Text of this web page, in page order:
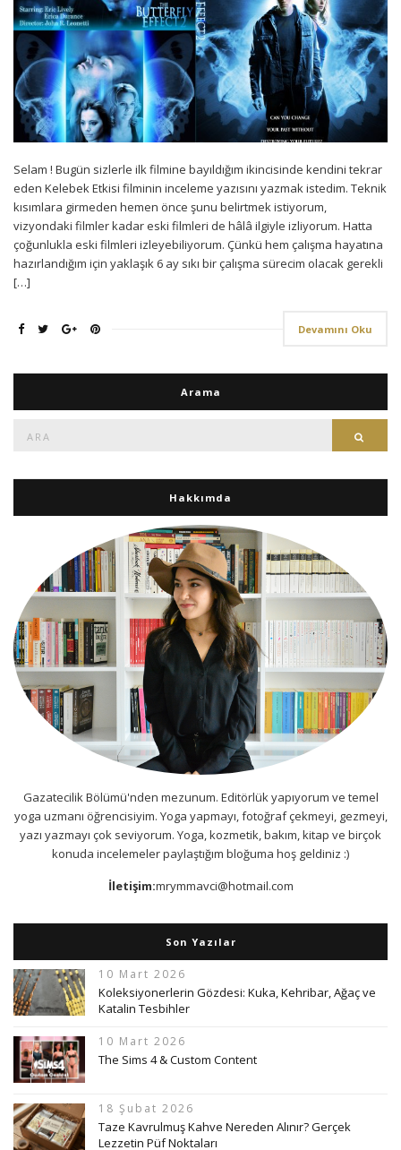
Selam ! Bugün sizlerle ilk filmine bayıldığım ikincisinde kendini tekrar
eden Kelebek Etkisi filminin inceleme yazısını yazmak istedim. Teknik
kısımlara girmeden hemen önce şunu belirtmek istiyorum,
vizyondaki filmler kadar eski filmleri de hâlâ ilgiyle izliyorum. Hatta
çoğunlukla eski filmleri izleyebiliyorum. Çünkü hem çalışma hayatına
hazırlandığım için yaklaşık 6 ay sıkı bir çalışma sürecim olacak gerekli
[…]
Devamını Oku
Arama
Hakkımda
Gazatecilik Bölümü'nden mezunum. Editörlük yapıyorum ve temel
yoga uzmanı öğrencisiyim. Yoga yapmayı, fotoğraf çekmeyi, gezmeyi,
yazı yazmayı çok seviyorum. Yoga, kozmetik, bakım, kitap ve birçok
konuda incelemeler paylaştığım bloğuma hoş geldiniz :)
İletişim:mrymmavci@hotmail.com
Son Yazılar
10 Mart 2026
Koleksiyonerlerin Gözdesi: Kuka, Kehribar, Ağaç ve
Katalin Tesbihler
10 Mart 2026
The Sims 4 & Custom Content
18 Şubat 2026
Taze Kavrulmuş Kahve Nereden Alınır? Gerçek
Lezzetin Püf Noktaları